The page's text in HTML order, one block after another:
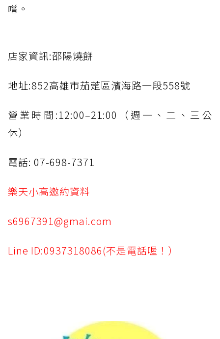
嚐。
店家資訊:邵陽燒餅
地址:852高雄市茄萣區濱海路一段558號
營業時間:12:00–21:00（週一、二、三公
休）
電話: 07-698-7371
樂天小高邀約資料
s6967391@gmai.com
Line ID:0937318086(不是電話喔！）